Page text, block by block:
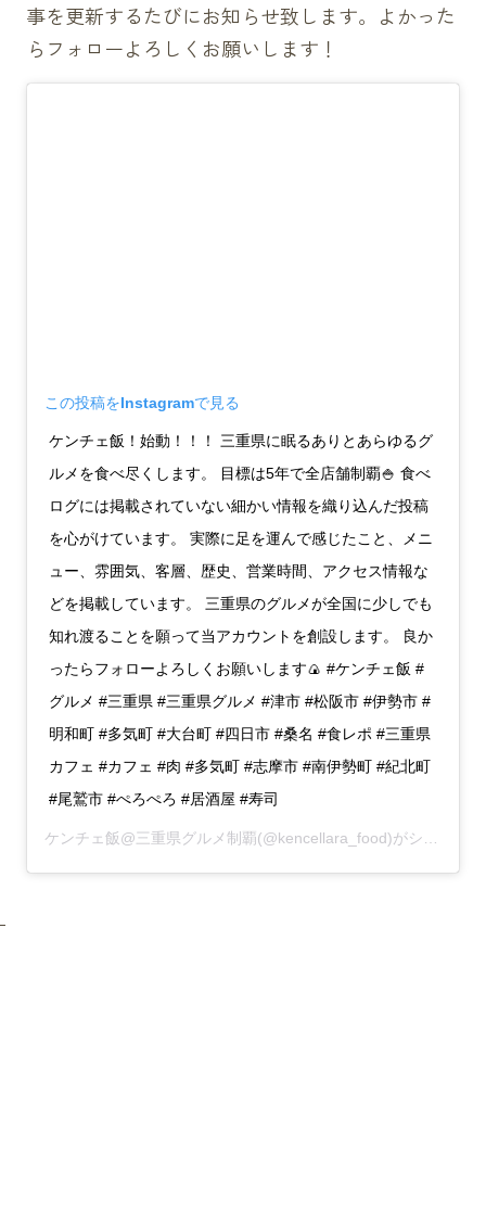
事を更新するたびにお知らせ致します。よかった
らフォローよろしくお願いします！
この投稿をInstagramで見る
ケンチェ飯！始動！！！ 三重県に眠るありとあらゆるグ
ルメを食べ尽くします。 目標は5年で全店舗制覇🍚 食べ
ログには掲載されていない細かい情報を織り込んだ投稿
を心がけています。 実際に足を運んで感じたこと、メニ
ュー、雰囲気、客層、歴史、営業時間、アクセス情報な
どを掲載しています。 三重県のグルメが全国に少しでも
知れ渡ることを願って当アカウントを創設します。 良か
ったらフォローよろしくお願いします🍙 #ケンチェ飯 #
グルメ #三重県 #三重県グルメ #津市 #松阪市 #伊勢市 #
明和町 #多気町 #大台町 #四日市 #桑名 #食レポ #三重県
カフェ #カフェ #肉 #多気町 #志摩市 #南伊勢町 #紀北町
#尾鷲市 #ぺろぺろ #居酒屋 #寿司
ケンチェ飯@三重県グルメ制覇(@kencellara_food)がシェアした投稿 –